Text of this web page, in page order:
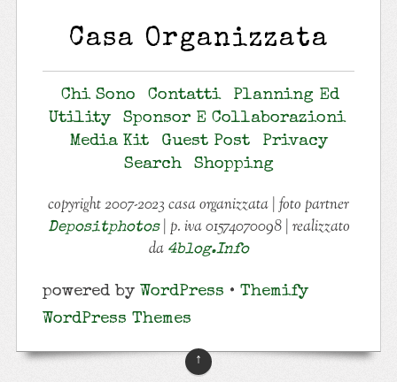
Casa Organizzata
Chi Sono Contatti
Planning Ed
Utility
Sponsor E Collaborazioni
Media Kit
Guest Post
Privacy
Search
Shopping
copyright 2007-2023 casa organizzata | foto partner
Depositphotos| p. iva 01574070098 | realizzato
da 4blog.info
powered by WordPress • Themify
WordPress Themes
↑